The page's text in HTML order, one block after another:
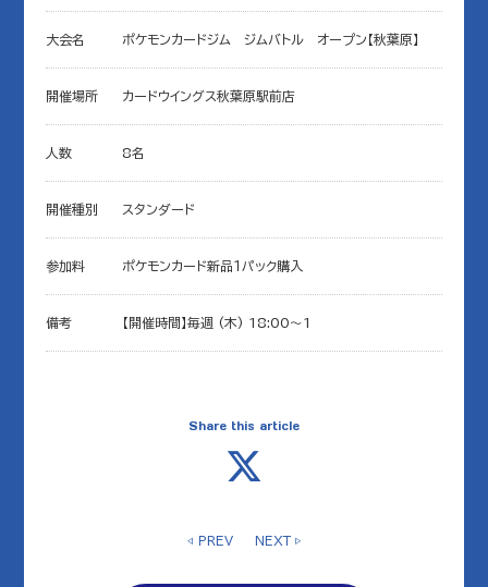
大会名 ポケモンカードジム ジムバトル オープン【秋葉原】
開催場所 カードウイングス秋葉原駅前店
人数 8名
開催種別 スタンダード
参加料 ポケモンカード新品１パック購入
備考 【開催時間】毎週 (木) 18:00～1
Share this article
◁ PREV NEXT ▷